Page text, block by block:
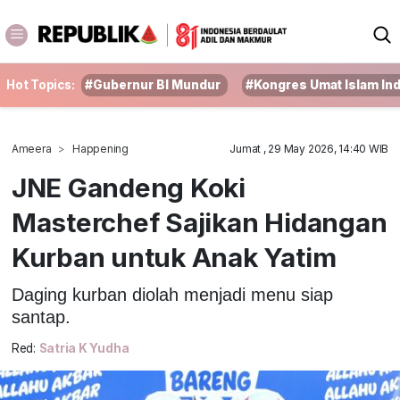
Hot Topics: #Gubernur BI Mundur #Kongres Umat Islam
Ameera Happening Jumat , 29 May 2026, 14:40 WIB
JNE Gandeng Koki
Masterchef Sajikan Hidangan
Kurban untuk Anak Yatim
Daging kurban diolah menjadi menu siap
santap.
Red: Satria K Yudha